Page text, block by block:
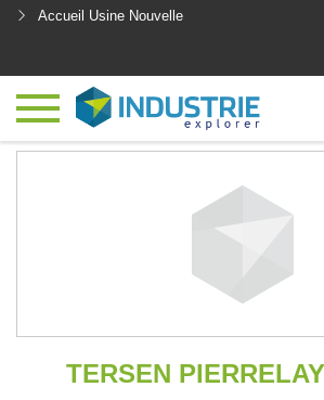
Accueil Usine Nouvelle
TERSEN